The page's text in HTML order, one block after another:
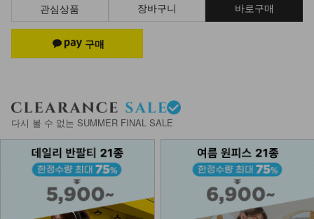
12,900
8,280
KOA-T-16/더블끈나시
13,900 9,900 29%
나시에이비 1+1
27,800 15,900 43%
관심상품 장바구니 바로구매
다시 볼 수 없는 SUMMER FINAL SALE